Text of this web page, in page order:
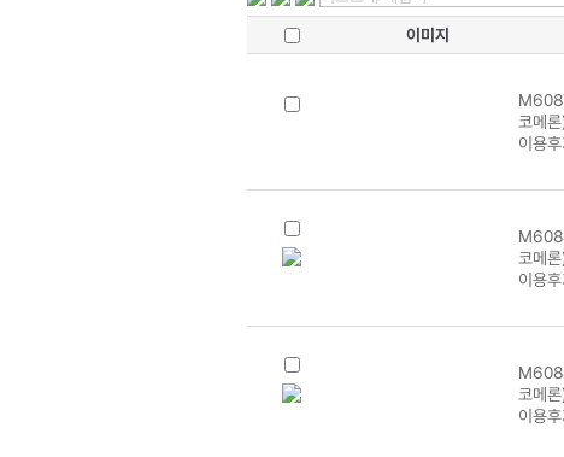
이미지
코메
이용
코메
이용
코메
이용